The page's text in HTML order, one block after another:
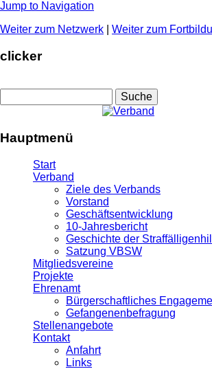
Jump to Navigation
Weiter zum Netzwerk
Weiter zum
clicker
Suchformular
Hauptmenü
Start
Verband
Ziele des Verbands
Vorstand
Geschäftsentwicklung
10-Jahresbericht
Geschichte der
Satzung VBSW
Mitgliedsvereine
Projekte
Ehrenamt
Bürgerschaftliches
Gefangenenbefragung
Stellenangebote
Kontakt
Anfahrt
Links